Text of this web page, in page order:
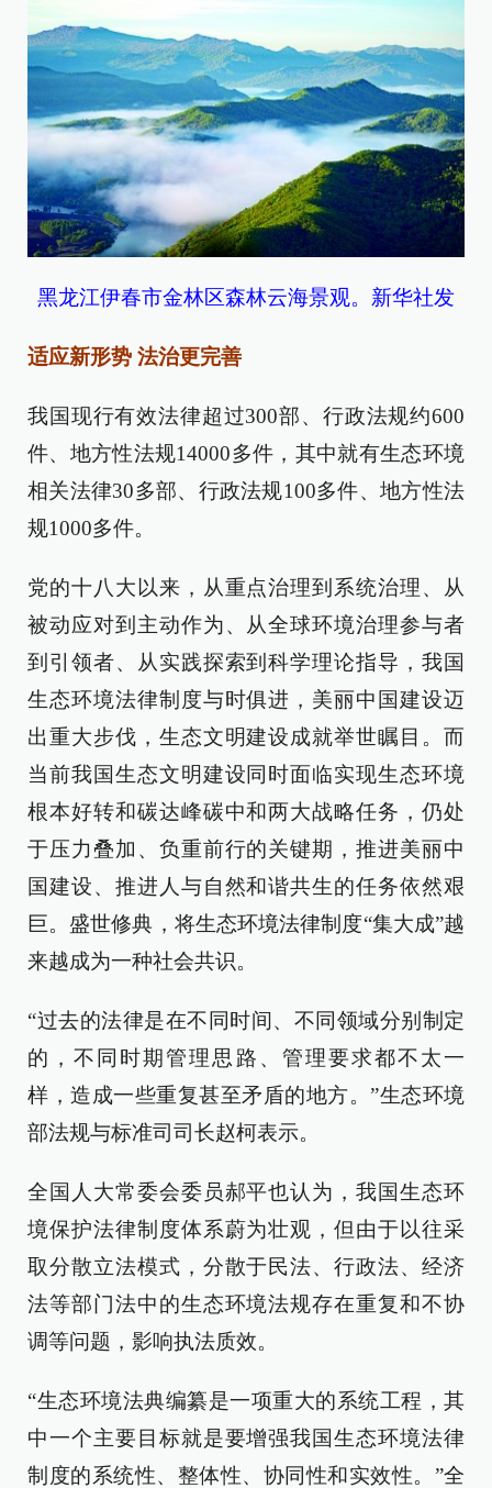
黑龙江伊春市金林区森林云海景观。新华社发
适应新形势 法治更完善
我国现行有效法律超过300部、行政法规约600
件、地方性法规14000多件，其中就有生态环境
相关法律30多部、行政法规100多件、地方性法
规1000多件。
党的十八大以来，从重点治理到系统治理、从
被动应对到主动作为、从全球环境治理参与者
到引领者、从实践探索到科学理论指导，我国
生态环境法律制度与时俱进，美丽中国建设迈
出重大步伐，生态文明建设成就举世瞩目。而
当前我国生态文明建设同时面临实现生态环境
根本好转和碳达峰碳中和两大战略任务，仍处
于压力叠加、负重前行的关键期，推进美丽中
国建设、推进人与自然和谐共生的任务依然艰
巨。盛世修典，将生态环境法律制度“集大成”越
来越成为一种社会共识。
“过去的法律是在不同时间、不同领域分别制定
的，不同时期管理思路、管理要求都不太一
样，造成一些重复甚至矛盾的地方。”生态环境
部法规与标准司司长赵柯表示。
全国人大常委会委员郝平也认为，我国生态环
境保护法律制度体系蔚为壮观，但由于以往采
取分散立法模式，分散于民法、行政法、经济
法等部门法中的生态环境法规存在重复和不协
调等问题，影响执法质效。
“生态环境法典编纂是一项重大的系统工程，其
中一个主要目标就是要增强我国生态环境法律
制度的系统性、整体性、协同性和实效性。”全